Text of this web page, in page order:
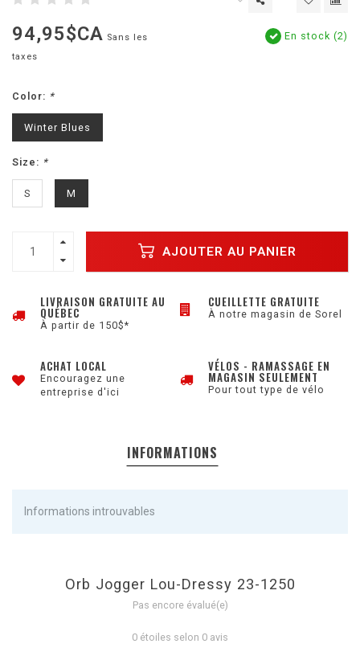
94,95$CA Sans les
taxes
En stock (2)
Color: *
Winter Blues
Size: *
S M
AJOUTER AU PANIER
LIVRAISON GRATUITE AU
QUÉBEC
À partir de 150$*
CUEILLETTE GRATUITE
À notre magasin de Sorel
ACHAT LOCAL
Encouragez une
entreprise d'ici
VÉLOS - RAMASSAGE EN
MAGASIN SEULEMENT
Pour tout type de vélo
INFORMATIONS
Informations introuvables
Orb Jogger Lou-Dressy 23-1250
Pas encore évalué(e)
0 étoiles selon 0 avis